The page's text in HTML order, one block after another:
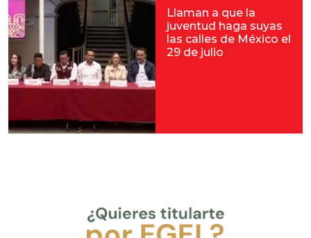
Llaman a que la
juventud haga suyas
las calles de México el
29 de julio